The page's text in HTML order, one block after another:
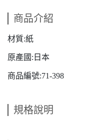
商品介紹
材質:紙
原產國:日本
商品編號:71-398
規格說明